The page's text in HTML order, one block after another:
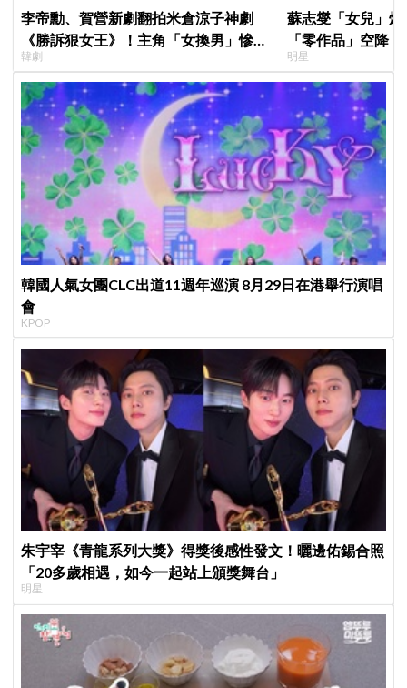
李帝勳、賀營新劇翻拍米倉涼子神劇
《勝訴狠女王》！主角「女換男」慘遭
韓網炎上：何必買版權？
韓劇
蘇志燮「女兒」
「零作品」空降
片被挖出網驚呆
明星
韓國人氣女團CLC出道11週年巡演 8月29日在港舉行演唱
會
KPOP
朱宇宰《青龍系列大獎》得獎後感性發文！曬邊佑錫合照
「20多歲相遇，如今一起站上頒獎舞台」
明星